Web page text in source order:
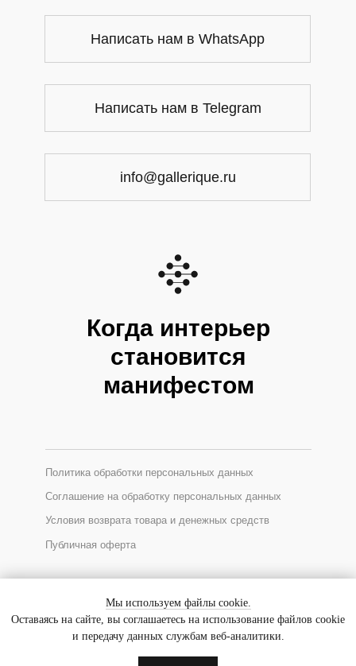
*Соцсеть Instagram запрещена в России, принадлежит Meta
Публичная оферта
Условия возврата товара и денежных средств
Соглашение на обработку персональных данных
Политика обработки персональных данных
Когда интерьер
становится
манифестом
Написать нам в WhatsApp
info@gallerique.ru
Написать нам в Telegram
ИП Ходакова Евгения Уткировна
Мы используем файлы cookie.
Оставаясь на сайте, вы соглашаетесь на использование файлов cookie
и передачу данных службам веб-аналитики.